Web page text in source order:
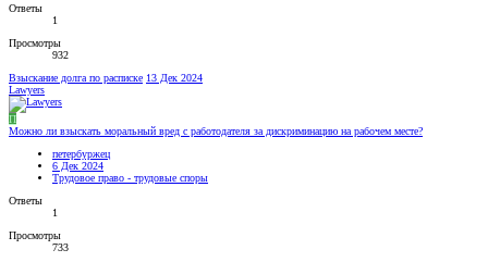
Ответы
1
Просмотры
932
Взыскание долга по расписке 13 Дек 2024
Lawyers
П
Можно ли взыскать моральный вред с работодателя за дискриминацию на рабочем месте?
петербуржец
6 Дек 2024
Трудовое право - трудовые споры
Ответы
1
Просмотры
733